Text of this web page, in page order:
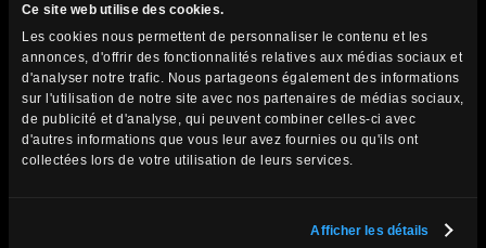
Ce site web utilise des cookies.
Les cookies nous permettent de personnaliser le contenu et les
annonces, d'offrir des fonctionnalités relatives aux médias sociaux et
d'analyser notre trafic. Nous partageons également des informations
sur l'utilisation de notre site avec nos partenaires de médias sociaux,
de publicité et d'analyse, qui peuvent combiner celles-ci avec
d'autres informations que vous leur avez fournies ou qu'ils ont
collectées lors de votre utilisation de leurs services.
Afficher les détails